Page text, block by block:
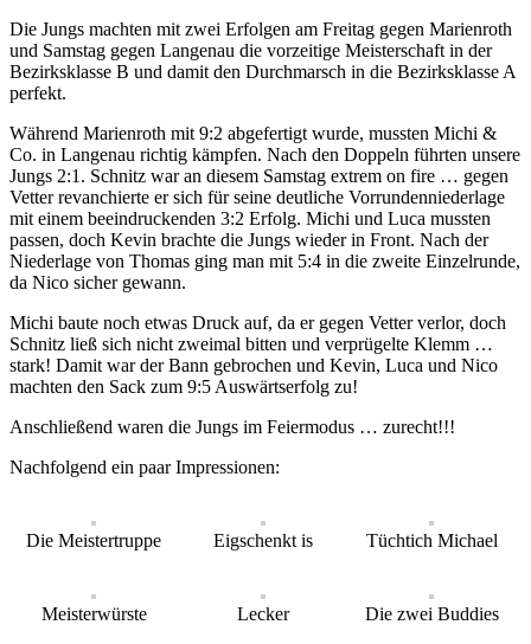
Die Jungs machten mit zwei Erfolgen am Freitag gegen Marienroth
und Samstag gegen Langenau die vorzeitige Meisterschaft in der
Bezirksklasse B und damit den Durchmarsch in die Bezirksklasse A
perfekt.
Während Marienroth mit 9:2 abgefertigt wurde, mussten Michi &
Co. in Langenau richtig kämpfen. Nach den Doppeln führten unsere
Jungs 2:1. Schnitz war an diesem Samstag extrem on fire … gegen
Vetter revanchierte er sich für seine deutliche Vorrundenniederlage
mit einem beeindruckenden 3:2 Erfolg. Michi und Luca mussten
passen, doch Kevin brachte die Jungs wieder in Front. Nach der
Niederlage von Thomas ging man mit 5:4 in die zweite Einzelrunde,
da Nico sicher gewann.
Michi baute noch etwas Druck auf, da er gegen Vetter verlor, doch
Schnitz ließ sich nicht zweimal bitten und verprügelte Klemm …
stark! Damit war der Bann gebrochen und Kevin, Luca und Nico
machten den Sack zum 9:5 Auswärtserfolg zu!
Anschließend waren die Jungs im Feiermodus … zurecht!!!
Nachfolgend ein paar Impressionen:
Die Meistertruppe Eigschenkt is Tüchtich Michael
Meisterwürste Lecker Die zwei Buddies